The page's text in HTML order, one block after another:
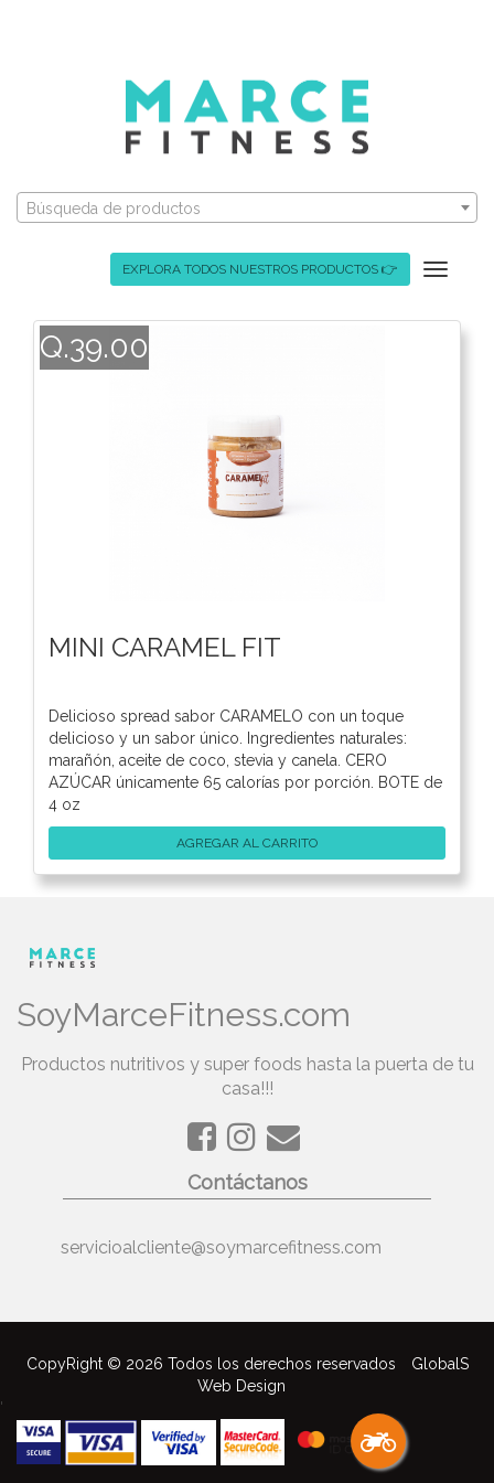
Búsqueda de productos
EXPLORA TODOS NUESTROS PRODUCTOS 👉
Toggle
Q.39.00
MINI CARAMEL FIT
Delicioso spread sabor CARAMELO con un toque
delicioso y un sabor único. Ingredientes naturales:
marañón, aceite de coco, stevia y canela. CERO
AZÚCAR únicamente 65 calorías por porción. BOTE de
4 oz
AGREGAR AL CARRITO
SoyMarceFitness.com
Productos nutritivos y super foods hasta la puerta de tu
casa!!!
Contáctanos
servicioalcliente@soymarcefitness.com
CopyRight © 2026 Todos los derechos reservados
GlobalS
Web Design
'